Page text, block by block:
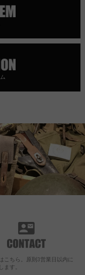
こちら。原則3営業日以内に
ます。